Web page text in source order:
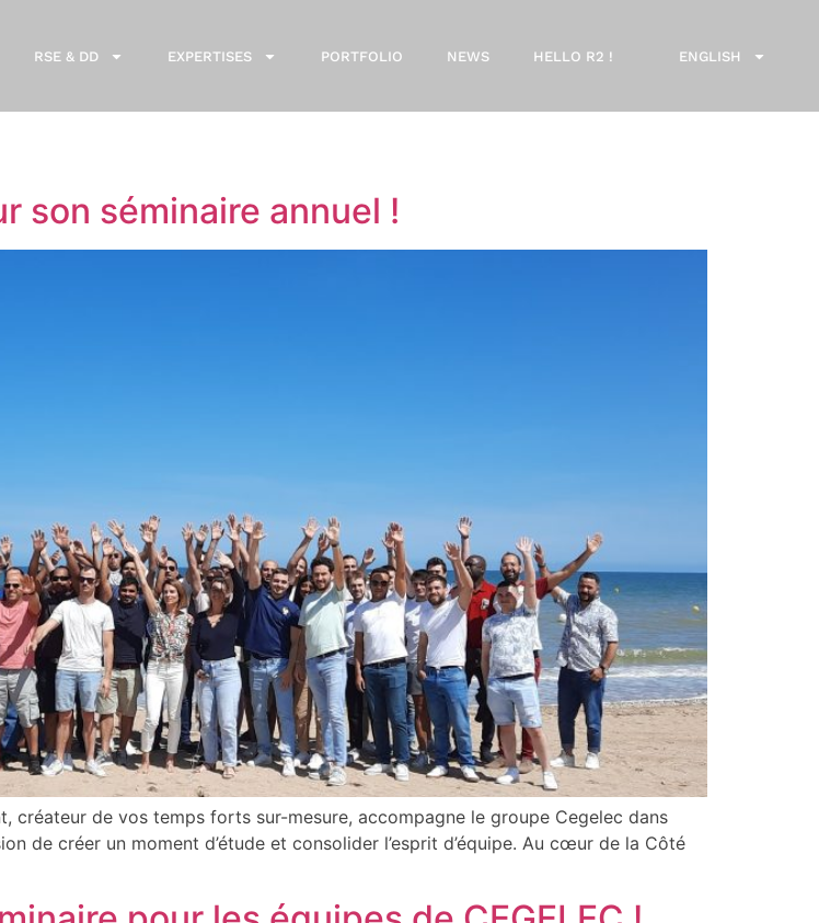
RSE & DD EXPERTISES PORTFOLIO NEWS HELLO R2 ! ENGLISH
son séminaire annuel !
créateur de vos temps forts sur-mesure, accompagne le groupe Cegelec dans
de créer un moment d’étude et consolider l’esprit d’équipe. Au cœur de la Côté